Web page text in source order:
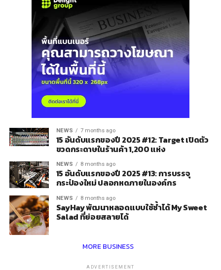
NEWS 7 months ago
15 อันดับแรกของปี 2025 #12: Target เปิดตัว
ขวดกระดาษในร้านค้า 1,200 แห่ง
NEWS 8 months ago
15 อันดับแรกของปี 2025 #13: การบรรจุ
กระป๋องใหม่ ปลอกหดภายในองค์กร
NEWS 8 months ago
SayHay พัฒนาหลอดแบบใช้ซ้ำได้ My Sweet
Salad ที่ย่อยสลายได้
MORE BUSINESS
ADVERTISEMENT